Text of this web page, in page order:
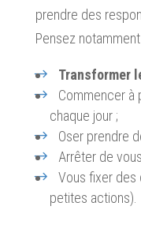
prendre des
Pensez notamment
Transformer
Commencer à
chaque jour ;
Oser prendre
Arrêter de
Vous fixer des
petites actions).